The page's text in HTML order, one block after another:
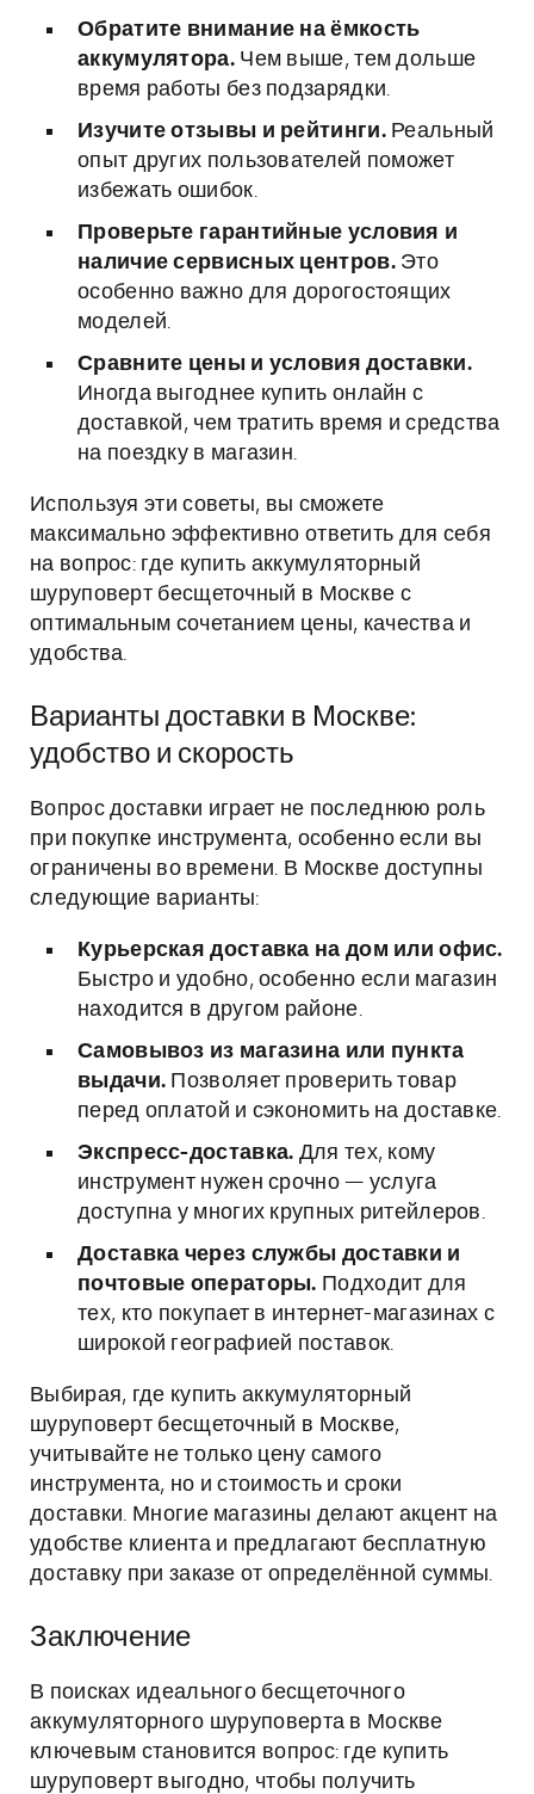
Обратите внимание на ёмкость
аккумулятора.Чем выше, тем дольше
время работы без подзарядки.
Изучите отзывы и рейтинги.Реальный
опыт других пользователей поможет
избежать ошибок.
Проверьте гарантийные условия и
наличие сервисных центров.Это
особенно важно для дорогостоящих
моделей.
Сравните цены и условия доставки.
Иногда выгоднее купить онлайн с
доставкой, чем тратить время и средства
на поездку в магазин.
Используя эти советы, вы сможете
максимально эффективно ответить для себя
на вопрос: где купить аккумуляторный
шуруповерт бесщеточный в Москве с
оптимальным сочетанием цены, качества и
удобства.
Варианты доставки в Москве:
удобство и скорость
Вопрос доставки играет не последнюю роль
при покупке инструмента, особенно если вы
ограничены во времени. В Москве доступны
следующие варианты:
Курьерская доставка на дом или офис.
Быстро и удобно, особенно если магазин
находится в другом районе.
Самовывоз из магазина или пункта
выдачи. Позволяет проверить товар
перед оплатой и сэкономить на доставке.
Экспресс-доставка. Для тех, кому
инструмент нужен срочно — услуга
доступна у многих крупных ритейлеров.
Доставка через службы доставки и
почтовые операторы. Подходит для
тех, кто покупает в интернет-магазинах с
широкой географией поставок.
Выбирая, где купить аккумуляторный
шуруповерт бесщеточный в Москве,
учитывайте не только цену самого
инструмента, но и стоимость и сроки
доставки. Многие магазины делают акцент на
удобстве клиента и предлагают бесплатную
доставку при заказе от определённой суммы.
Заключение
В поисках идеального бесщеточного
аккумуляторного шуруповерта в Москве
ключевым становится вопрос: где купить
шуруповерт выгодно, чтобы получить